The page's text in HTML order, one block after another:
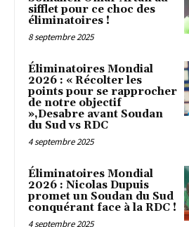
sifflet pour ce choc des
éliminatoires !
8 septembre 2025
Éliminatoires Mondial
2026 : « Récolter les
points pour se rapprocher
de notre objectif
»,Desabre avant Soudan
du Sud vs RDC
4 septembre 2025
Éliminatoires Mondial
2026 : Nicolas Dupuis
promet un Soudan du Sud
conquérant face à la RDC !
4 septembre 2025